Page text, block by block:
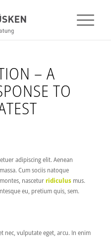
– A
TO
adipiscing elit. Aenean
Cum sociis natoque
nasceturridiculusmus.
eu, pretium quis, sem.
nec, vulputate eget, arcu. In enim